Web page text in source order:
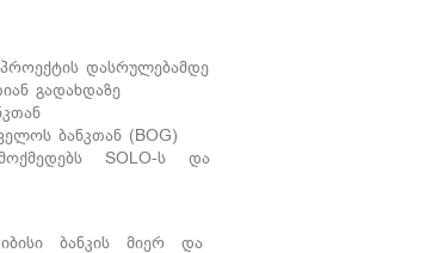
პროექტის დასრულებამდე
გადახდაზე
ბანკთან (BOG)
SOLO-ს და
ბანკის მიერ და